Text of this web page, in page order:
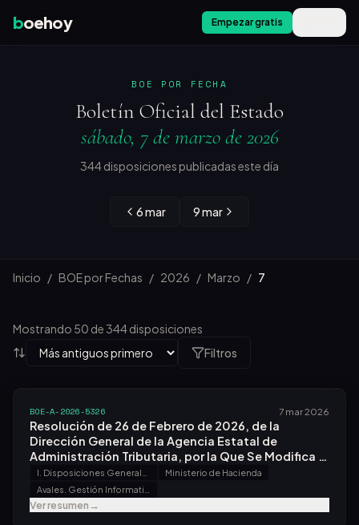
boehoy Empezar gratis
BOE POR FECHA
Boletín Oficial del Estado
sábado, 7 de marzo de 2026
344 disposiciones publicadas este día
6 mar 9 mar
Inicio / BOE por Fechas / 2026 / Marzo / 7
Mostrando 50 de 344 disposiciones
Filtros
BOE-A-2026-5326 7 mar 2026
Resolución de 26 de Febrero de 2026, de la
Dirección General de la Agencia Estatal de
Administración Tributaria, por la Que Se Modifica la
de 28 de Febrero de 2006, por la Que Se
Establecen las Condiciones Generales y el
Procedimiento para la Validación mediante Un
Código Nrc de los Avales Otorgados por las
Ministerio de Hacienda
Ver resumen→